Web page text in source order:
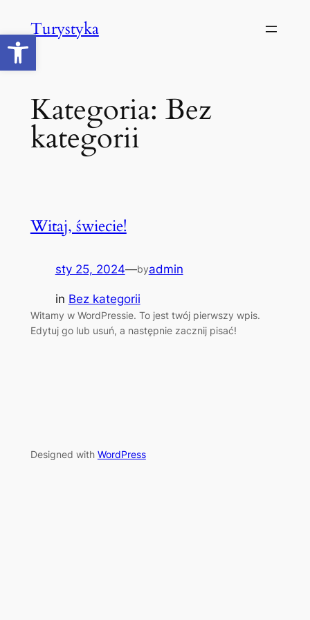
Open toolbar
do
treści
Turystyka
Kategoria: Bez
kategorii
Witaj, świecie!
sty 25, 2024—byadmin
in Bez kategorii
Witamy w WordPressie. To jest twój pierwszy wpis.
Edytuj go lub usuń, a następnie zacznij pisać!
Designed with WordPress